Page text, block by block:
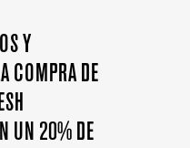
Y
COMPRA DE
UN 20% DE